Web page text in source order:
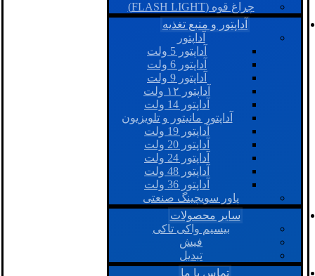
چراغ قوه (FLASH LIGHT)
آداپتور و منبع تغذیه
آداپتور
آداپتور 5 ولت
آداپتور 6 ولت
آداپتور 9 ولت
آداپتور ۱۲ ولت
آداپتور 14 ولت
آداپتور مانیتور و تلویزیون
آداپتور 19 ولت
آداپتور 20 ولت
آداپتور 24 ولت
آداپتور 48 ولت
آداپتور 36 ولت
پاور سویچینگ صنعتی
سایر محصولات
بیسیم واکی تاکی
فیش
تبدیل
تماس با ما